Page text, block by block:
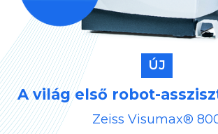
ÚJ
A világ első robot-
Zeiss Visumax®